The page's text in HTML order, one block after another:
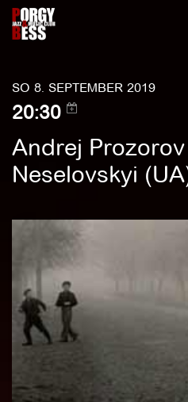
SO 8. SEPTEMBER 2019
20:30
Andrej
Neselovskyi